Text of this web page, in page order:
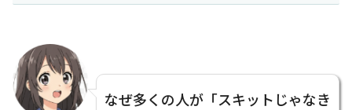
なぜ多くの人が「スキットじゃなき